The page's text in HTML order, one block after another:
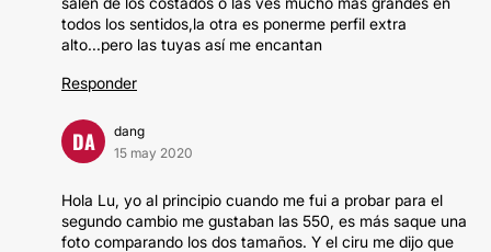
todos los sentidos,la otra es ponerme perfil extra
alto...pero las tuyas así me encantan
Responder
DA
dang
15 may 2020
Hola Lu, yo al principio cuando me fui a probar para el
segundo cambio me gustaban las 550, es más saque una
foto comparando los dos tamaños. Y el ciru me dijo que